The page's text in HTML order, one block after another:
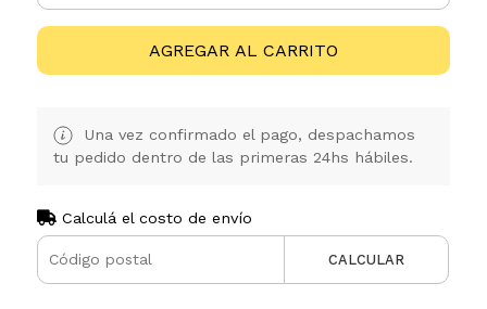
AGREGAR AL CARRITO
Una vez confirmado el pago, despachamos
tu pedido dentro de las primeras 24hs hábiles.
Calculá el costo de envío
CALCULAR